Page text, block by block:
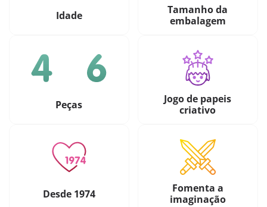
Idade
Tamanho da
embalagem
Peças
Jogo de papeis
criativo
Desde 1974
Fomenta a
imaginação